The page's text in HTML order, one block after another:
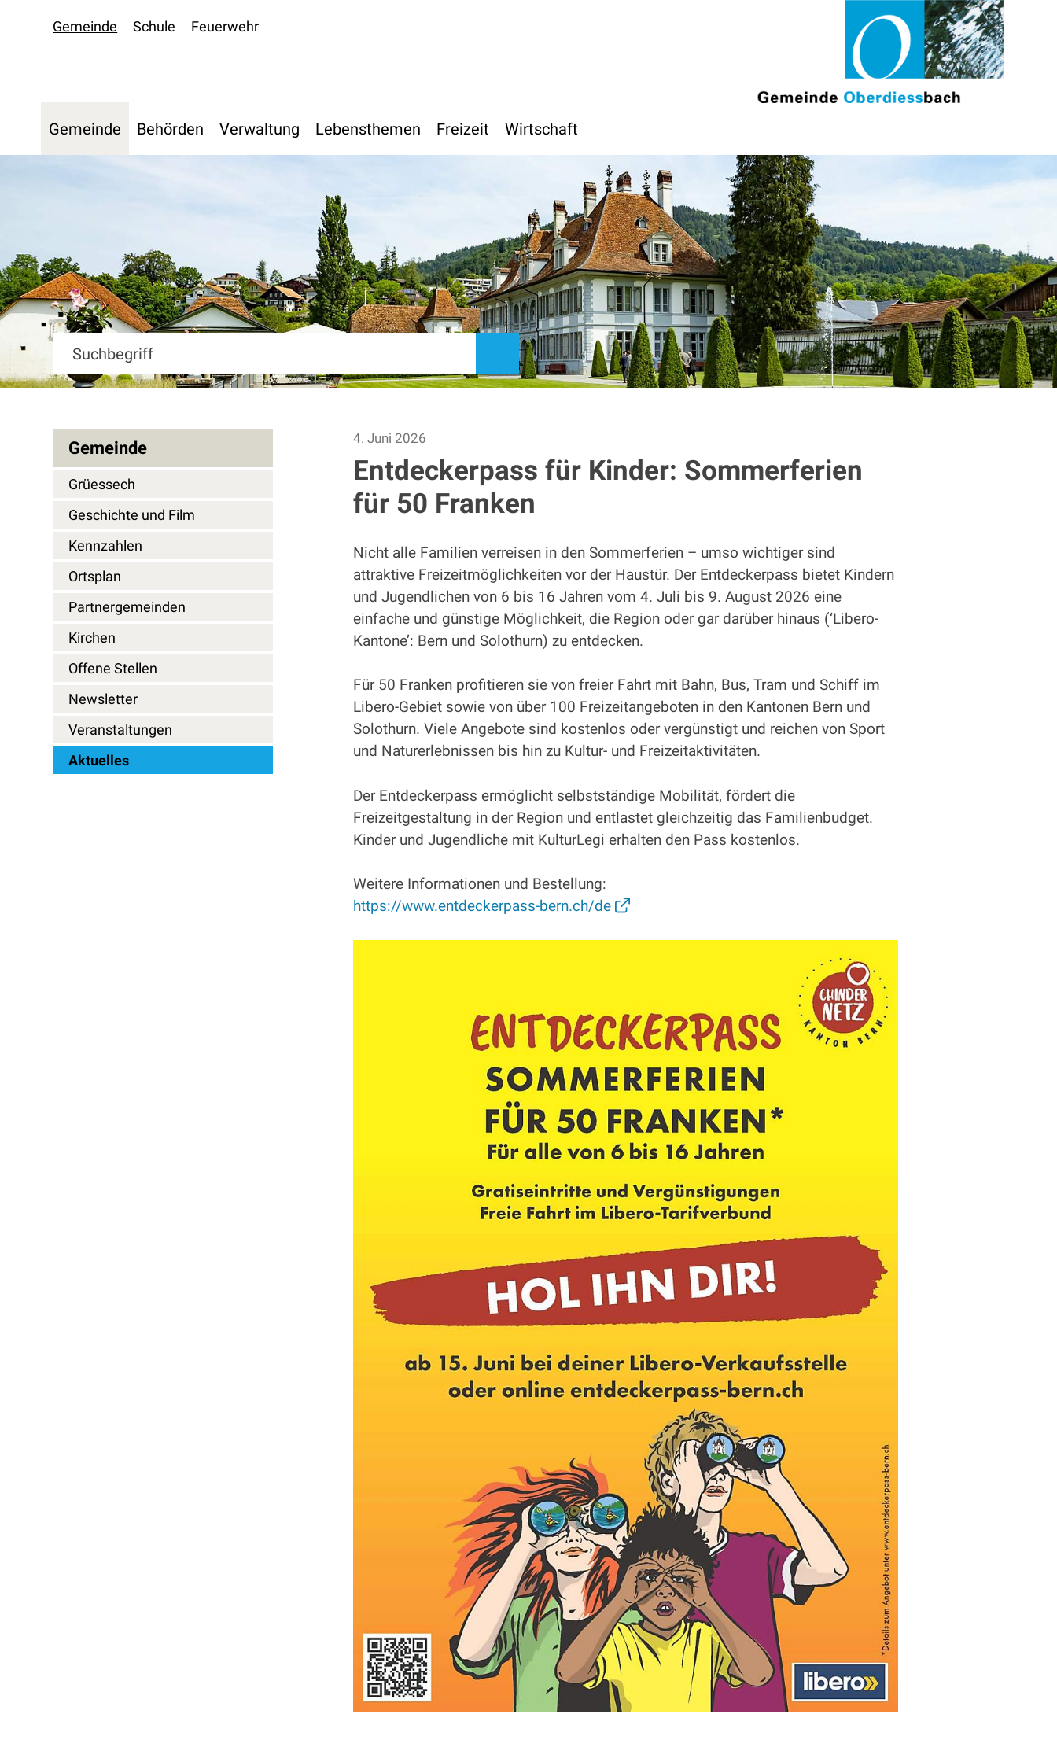
Navigieren in Oberdiessbach
Gemeinde Schule Feuerwehr
Gemeinde Behörden Verwaltung Lebensthemen Freizeit Wirtschaft
Suchbegriff
suchen
Gemeinde
Grüessech
Geschichte und Film
Kennzahlen
Ortsplan
Partnergemeinden
Kirchen
Offene Stellen
Newsletter
Veranstaltungen
Aktuelles
Entdeckerpass für Kinder: Sommerferien
für 50 Franken
4. Juni 2026
Nicht alle Familien verreisen in den Sommerferien – umso wichtiger sind
attraktive Freizeitmöglichkeiten vor der Haustür. Der Entdeckerpass bietet Kindern
und Jugendlichen von 6 bis 16 Jahren vom 4. Juli bis 9. August 2026 eine
einfache und günstige Möglichkeit, die Region oder gar darüber hinaus (‘Libero-
Kantone’: Bern und Solothurn) zu entdecken.
Für 50 Franken profitieren sie von freier Fahrt mit Bahn, Bus, Tram und Schiff im
Libero-Gebiet sowie von über 100 Freizeitangeboten in den Kantonen Bern und
Solothurn. Viele Angebote sind kostenlos oder vergünstigt und reichen von Sport
und Naturerlebnissen bis hin zu Kultur- und Freizeitaktivitäten.
Der Entdeckerpass ermöglicht selbstständige Mobilität, fördert die
Freizeitgestaltung in der Region und entlastet gleichzeitig das Familienbudget.
Kinder und Jugendliche mit KulturLegi erhalten den Pass kostenlos.
Weitere Informationen und Bestellung:
https://www.entdeckerpass-bern.ch/de